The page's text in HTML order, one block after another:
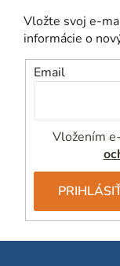
Vložte svoj e-
informácie o
Email
Vložením